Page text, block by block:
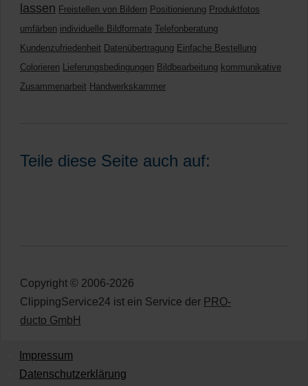
lassen Freistellen von Bildern Positionierung Produktfotos
umfärben individuelle Bildformate Telefonberatung
Kundenzufriedenheit Datenübertragung Einfache Bestellung
Colorieren Lieferungsbedingungen Bildbearbeitung kommunikative
Zusammenarbeit Handwerkskammer
Teile diese Seite auch auf:
Copyright © 2006-2026
ClippingService24 ist ein Service der PRO-
ducto GmbH
Impressum
Datenschutzerklärung